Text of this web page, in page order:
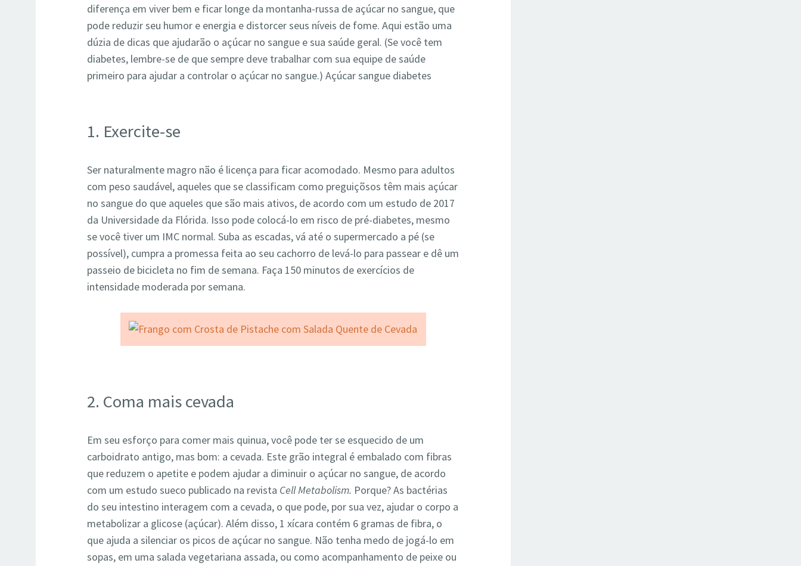
diferença em viver bem e ficar longe da montanha-russa de açúcar no sangue, que
pode reduzir seu humor e energia e distorcer seus níveis de fome. Aqui estão uma
dúzia de dicas que ajudarão o açúcar no sangue e sua saúde geral. (Se você tem
diabetes, lembre-se de que sempre deve trabalhar com sua equipe de saúde
primeiro para ajudar a controlar o açúcar no sangue.) Açúcar sangue diabetes
1. Exercite-se
Ser naturalmente magro não é licença para ficar acomodado. Mesmo para adultos
com peso saudável, aqueles que se classificam como preguiçõsos têm mais açúcar
no sangue do que aqueles que são mais ativos, de acordo com um estudo de 2017
da Universidade da Flórida. Isso pode colocá-lo em risco de pré-diabetes, mesmo
se você tiver um IMC normal. Suba as escadas, vá até o supermercado a pé (se
possível), cumpra a promessa feita ao seu cachorro de levá-lo para passear e dê um
passeio de bicicleta no fim de semana. Faça 150 minutos de exercícios de
intensidade moderada por semana.
2. Coma mais cevada
Em seu esforço para comer mais quinua, você pode ter se esquecido de um
carboidrato antigo, mas bom: a cevada. Este grão integral é embalado com fibras
que reduzem o apetite e podem ajudar a diminuir o açúcar no sangue, de acordo
com um estudo sueco publicado na revista Cell Metabolism. Porque? As bactérias
do seu intestino interagem com a cevada, o que pode, por sua vez, ajudar o corpo a
metabolizar a glicose (açúcar). Além disso, 1 xícara contém 6 gramas de fibra, o
que ajuda a silenciar os picos de açúcar no sangue. Não tenha medo de jogá-lo em
sopas, em uma salada vegetariana assada, ou como acompanhamento de peixe ou